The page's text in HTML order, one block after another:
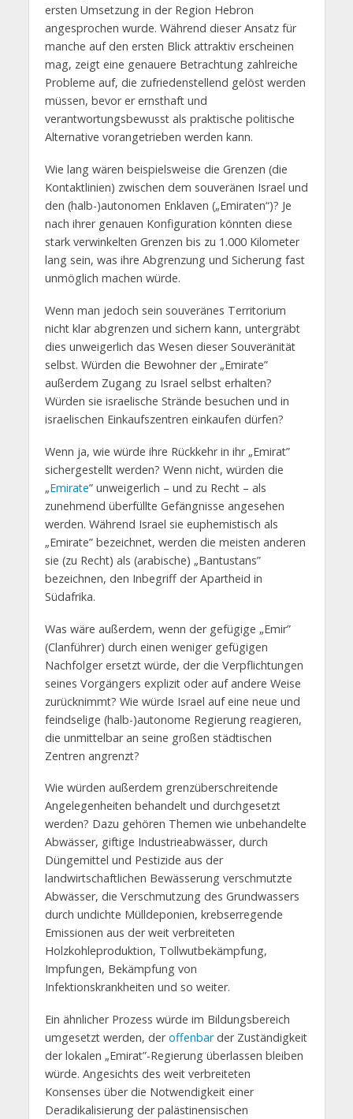
ersten Umsetzung in der Region Hebron
angesprochen wurde. Während dieser Ansatz für
manche auf den ersten Blick attraktiv erscheinen
mag, zeigt eine genauere Betrachtung zahlreiche
Probleme auf, die zufriedenstellend gelöst werden
müssen, bevor er ernsthaft und
verantwortungsbewusst als praktische politische
Alternative vorangetrieben werden kann.
Wie lang wären beispielsweise die Grenzen (die
Kontaktlinien) zwischen dem souveränen Israel und
den (halb-)autonomen Enklaven („Emiraten“)? Je
nach ihrer genauen Konfiguration könnten diese
stark verwinkelten Grenzen bis zu 1.000 Kilometer
lang sein, was ihre Abgrenzung und Sicherung fast
unmöglich machen würde.
Wenn man jedoch sein souveränes Territorium
nicht klar abgrenzen und sichern kann, untergräbt
dies unweigerlich das Wesen dieser Souveränität
selbst. Würden die Bewohner der „Emirate”
außerdem Zugang zu Israel selbst erhalten?
Würden sie israelische Strände besuchen und in
israelischen Einkaufszentren einkaufen dürfen?
Wenn ja, wie würde ihre Rückkehr in ihr „Emirat”
sichergestellt werden? Wenn nicht, würden die
„Emirate” unweigerlich – und zu Recht – als
zunehmend überfüllte Gefängnisse angesehen
werden. Während Israel sie euphemistisch als
„Emirate” bezeichnet, werden die meisten anderen
sie (zu Recht) als (arabische) „Bantustans”
bezeichnen, den Inbegriff der Apartheid in
Südafrika.
Was wäre außerdem, wenn der gefügige „Emir”
(Clanführer) durch einen weniger gefügigen
Nachfolger ersetzt würde, der die Verpflichtungen
seines Vorgängers explizit oder auf andere Weise
zurücknimmt? Wie würde Israel auf eine neue und
feindselige (halb-)autonome Regierung reagieren,
die unmittelbar an seine großen städtischen
Zentren angrenzt?
Wie würden außerdem grenzüberschreitende
Angelegenheiten behandelt und durchgesetzt
werden? Dazu gehören Themen wie unbehandelte
Abwässer, giftige Industrieabwässer, durch
Düngemittel und Pestizide aus der
landwirtschaftlichen Bewässerung verschmutzte
Abwässer, die Verschmutzung des Grundwassers
durch undichte Mülldeponien, krebserregende
Emissionen aus der weit verbreiteten
Holzkohleproduktion, Tollwutbekämpfung,
Impfungen, Bekämpfung von
Infektionskrankheiten und so weiter.
Ein ähnlicher Prozess würde im Bildungsbereich
umgesetzt werden, deroffenbarder Zuständigkeit
der lokalen „Emirat”-Regierung überlassen bleiben
würde. Angesichts des weit verbreiteten
Konsenses über die Notwendigkeit einer
Deradikalisierung der palästinensischen